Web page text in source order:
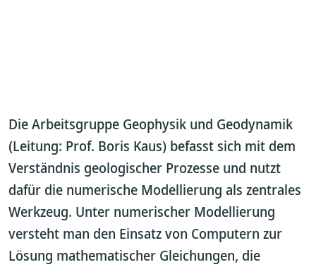
Die Arbeitsgruppe Geophysik und Geodynamik
(Leitung: Prof. Boris Kaus) befasst sich mit dem
Verständnis geologischer Prozesse und nutzt
dafür die numerische Modellierung als zentrales
Werkzeug. Unter numerischer Modellierung
versteht man den Einsatz von Computern zur
Lösung mathematischer Gleichungen, die